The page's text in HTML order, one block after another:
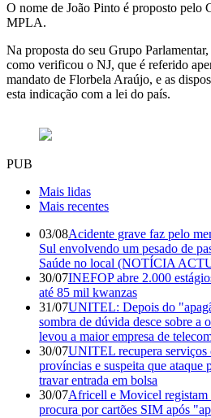
O nome de João Pinto é proposto pelo
MPLA.
Na proposta do seu Grupo
como verificou o NJ, que é referido
mandato de Florbela Araújo, e as
esta indicação com a lei do país.
PUB
Mais lidas
Mais recentes
03/08Acidente grave faz pelo
Sul envolvendo um pesado de
Saúde no local (NOTÍCIA
30/07INEFOP abre 2.000
até 85 mil kwanzas
31/07UNITEL: Depois do
sombra de dúvida desce sobre a
levou a maior empresa de
30/07UNITEL recupera serviços
províncias e suspeita que ataque
travar entrada em bolsa
30/07Africell e Movicel registam
procura por cartões SIM após